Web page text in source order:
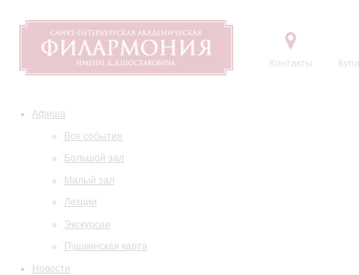
Контакты
Афиша
Все события
Большой зал
Малый зал
Лекции
Экскурсии
Пушкинская карта
Новости